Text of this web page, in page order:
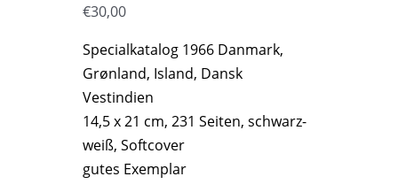
€30,00
Specialkatalog 1966 Danmark,
Grønland, Island, Dansk
Vestindien
14,5 x 21 cm, 231 Seiten, schwarz-
weiß, Softcover
gutes Exemplar